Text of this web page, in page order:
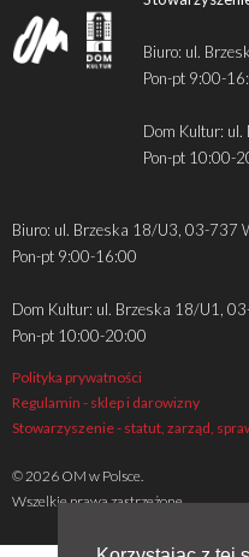
Biuro: ul.
Pon-pt 9:00-
Dom Kultur:
Pon-pt 10:00-
Biuro: ul. Brzeska 18/U3, 03-737
Pon-pt 9:00-16:00
Dom Kultur: ul. Brzeska 18/U1,
Pon-pt 10:00-20:00
Polityka prywatności
Regulamin - sklep i darowizny
Stowarzyszenie - statut, zarząd,
© 2026 OM w Polsce.
Wszelkie prawa zastrzeżone